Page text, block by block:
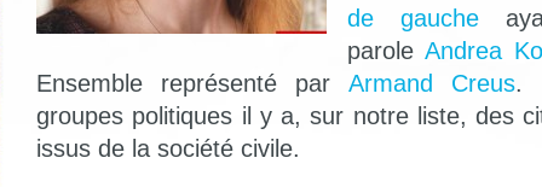
de gauche
paroleAndrea
Ensemble représenté par Armand Creus.
groupes politiques il y a, sur notre liste, des
issus de la société civile.